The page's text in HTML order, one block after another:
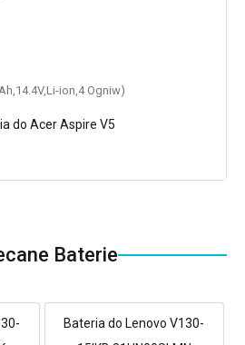
ion,4 Ogniw)
do Acer Aspire V5
Baterie
Bateria do Lenovo V130-